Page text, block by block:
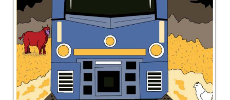
Copyright ©2026 Todos los derechos reservados | La Jornada
Maya